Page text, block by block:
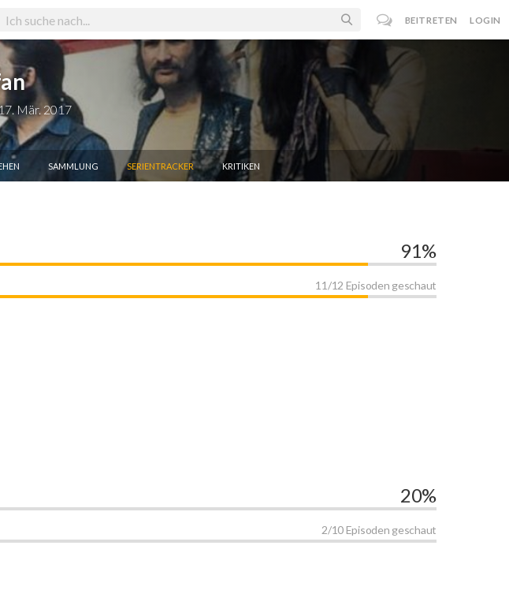
BEITRETEN LOGIN
Mär. 2017
SAMMLUNG SERIENTRACKER KRITIKEN
91%
11/12 Episoden geschaut
20%
2/10 Episoden geschaut